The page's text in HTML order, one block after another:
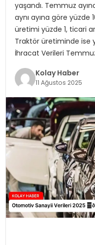
TOROSLAR’DA
yaşandı. Temmuz
aynı ayına göre yüzde
üretimi yüzde 1, ticari
Traktör üretiminde ise
İhracat Verileri
Kolay Haber
11 Ağustos 2025